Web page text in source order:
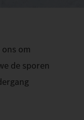
om
de sporen